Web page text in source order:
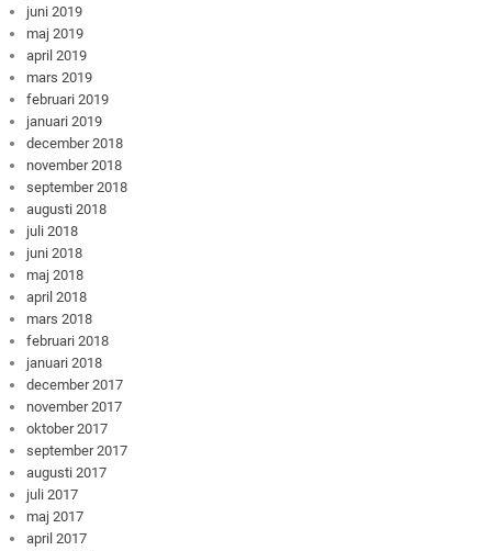
juni 2019
maj 2019
april 2019
mars 2019
februari 2019
januari 2019
december 2018
november 2018
september 2018
augusti 2018
juli 2018
juni 2018
maj 2018
april 2018
mars 2018
februari 2018
januari 2018
december 2017
november 2017
oktober 2017
september 2017
augusti 2017
juli 2017
maj 2017
april 2017